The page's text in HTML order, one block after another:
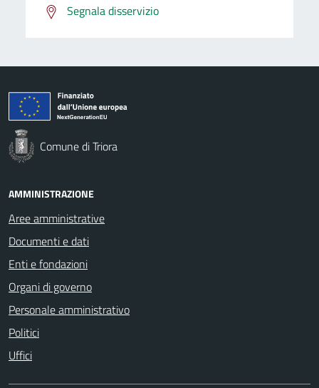
Segnala disservizio
Comune di Triora
AMMINISTRAZIONE
Aree amministrative
Documenti e dati
Enti e fondazioni
Organi di governo
Personale amministrativo
Politici
Uffici